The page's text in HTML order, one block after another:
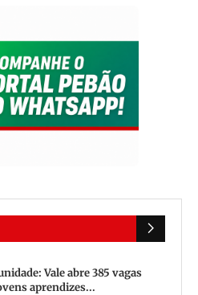
Vale abre 385 vagas
aprendizes...